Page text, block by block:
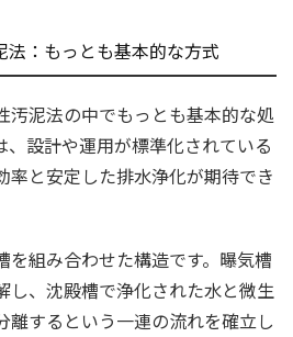
：もっとも基本的な方式
汚泥法の中でもっとも基本的な処
、設計や運用が標準化されている
率と安定した排水浄化が期待でき
を組み合わせた構造です。曝気槽
し、沈殿槽で浄化された水と微生
離するという一連の流れを確立し